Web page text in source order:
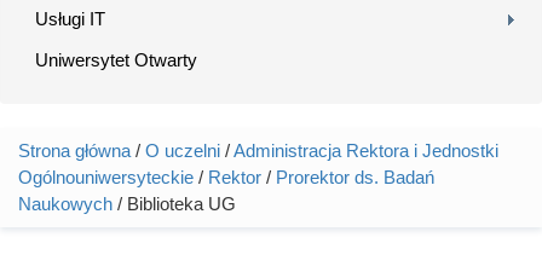
Usługi IT
Uniwersytet Otwarty
Jesteś tutaj
Strona główna / O uczelni /Administracja Rektora i Jednostki
Ogólnouniwersyteckie / Rektor / Prorektor ds. Badań
Naukowych / Biblioteka UG